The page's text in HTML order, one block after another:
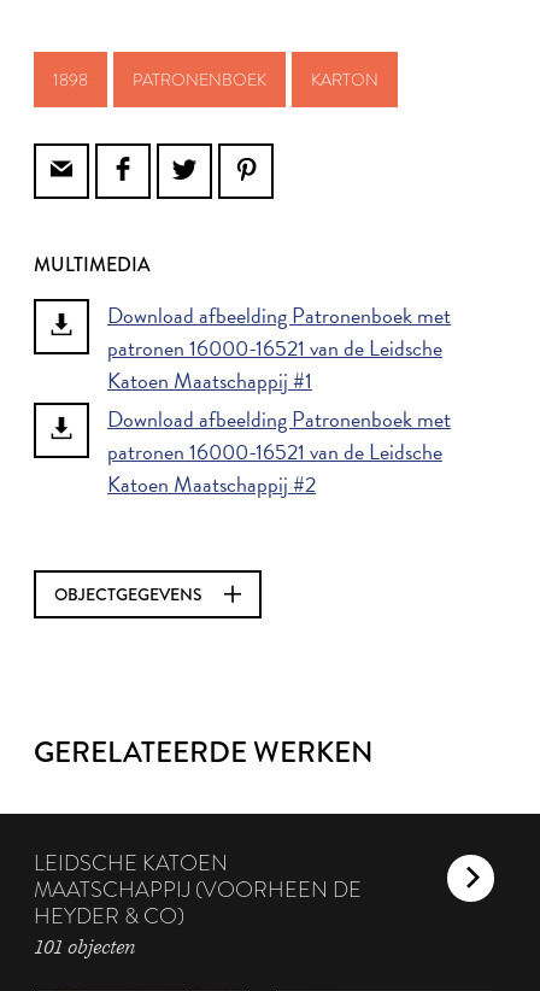
1898 PATRONENBOEK KARTON
MULTIMEDIA
Download afbeelding Patronenboek met
patronen 16000-16521 van de Leidsche
Katoen Maatschappij #1
Download afbeelding Patronenboek met
patronen 16000-16521 van de Leidsche
Katoen Maatschappij #2
OBJECTGEGEVENS
GERELATEERDE WERKEN
LEIDSCHE KATOEN
MAATSCHAPPIJ (VOORHEEN DE
HEYDER & CO)
101 objecten